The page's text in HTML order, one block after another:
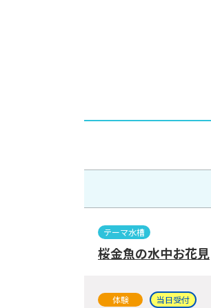
テーマ水槽
桜金魚の水中お花見
体験 当日受付